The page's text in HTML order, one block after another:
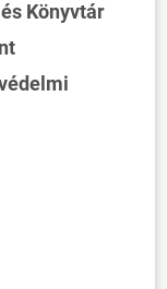
Könyvtár